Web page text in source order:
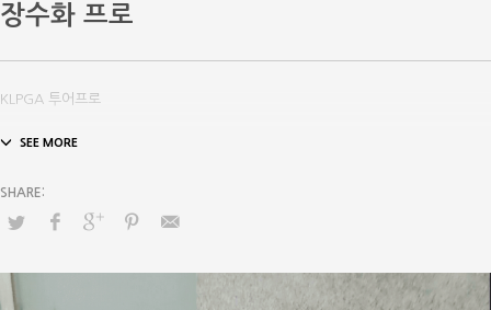
장수화 프로
KLPGA 투어프로